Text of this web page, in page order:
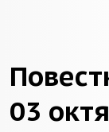
03